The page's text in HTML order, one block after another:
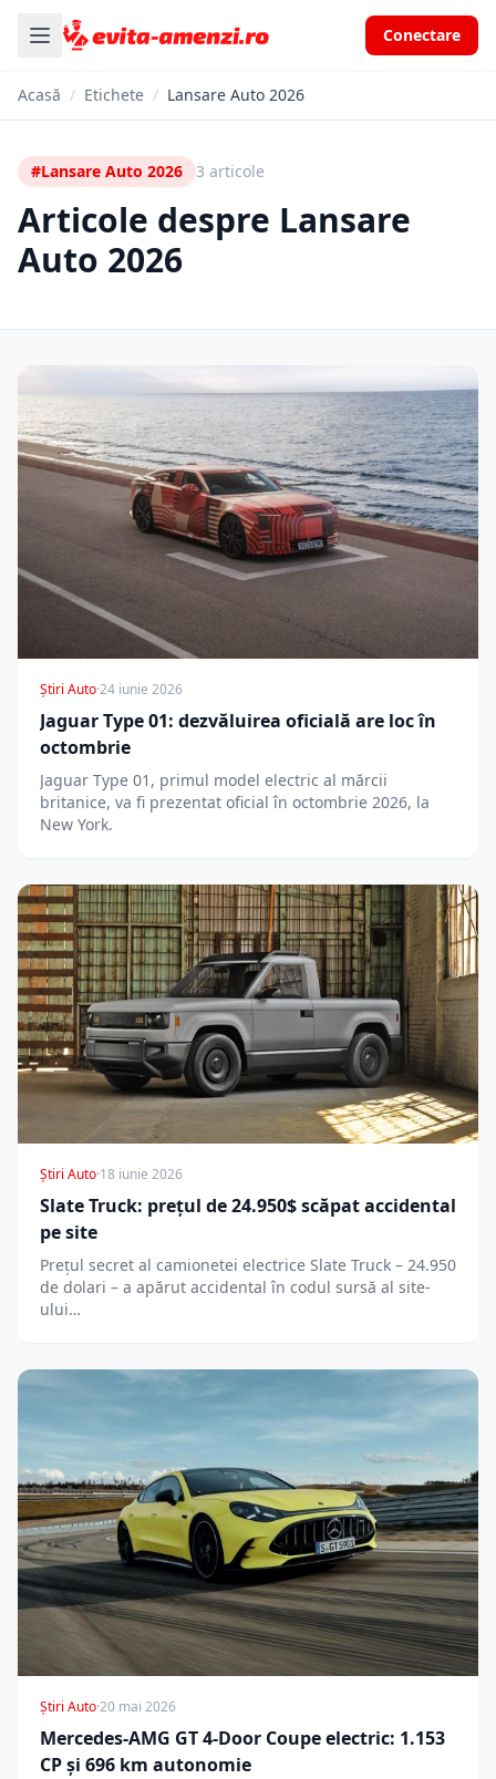
Conectare
Acasă / Etichete / Lansare Auto 2026
#Lansare Auto 2026 3 articole
Articole despre Lansare
Auto 2026
Știri Auto·24 iunie 2026
Jaguar Type 01: dezvăluirea oficială are loc în
octombrie
Jaguar Type 01, primul model electric al mărcii
britanice, va fi prezentat oficial în octombrie 2026, la
New York.
Știri Auto·18 iunie 2026
Slate Truck: prețul de 24.950$ scăpat accidental
pe site
Prețul secret al camionetei electrice Slate Truck – 24.950
de dolari – a apărut accidental în codul sursă al site-
ului…
Știri Auto·20 mai 2026
Mercedes-AMG GT 4-Door Coupe electric: 1.153
CP și 696 km autonomie